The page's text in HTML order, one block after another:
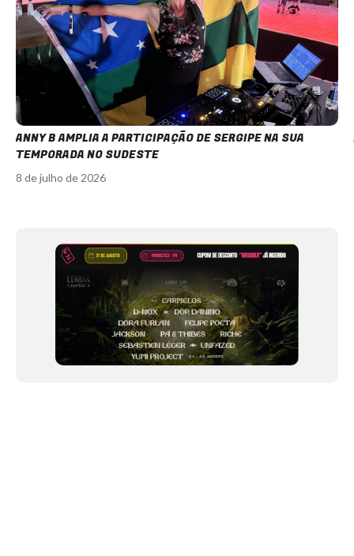
ANNY B AMPLIA A PARTICIPAÇÃO DE SERGIPE NA SUA
TEMPORADA NO SUDESTE
8 de julho de 2026